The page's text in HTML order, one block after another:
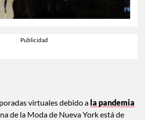
virtuales debido a la pandemia
de la Moda de Nueva York está de